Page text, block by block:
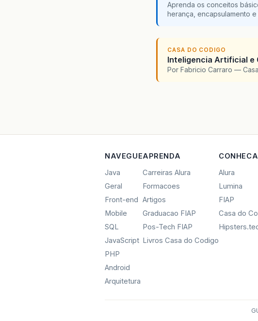
Aprenda os conceitos
herança, encapsulamento
CASA DO CODIGO
Inteligencia Artificial e
Por Fabricio Carraro —
NAVEGUE
Java
Geral
Front-end
Mobile
SQL
JavaScript
PHP
Android
Arquitetura
APRENDA
Carreiras Alura
Formacoes
Artigos
Graduacao FIAP
Pos-Tech FIAP
Livros Casa do Codigo
Alura
Lumina
FIAP
Casa do